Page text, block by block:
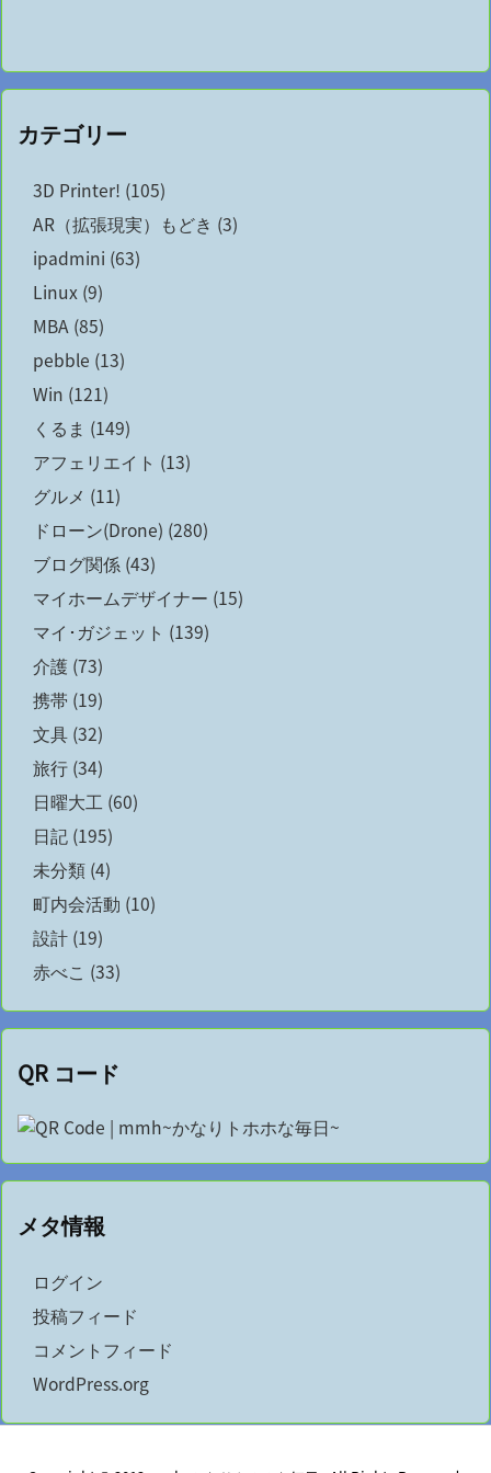
カテゴリー
3D Printer! (105)
AR（拡張現実）もどき (3)
ipadmini (63)
Linux (9)
MBA (85)
pebble (13)
Win (121)
くるま (149)
アフェリエイト (13)
グルメ (11)
ドローン(Drone) (280)
ブログ関係 (43)
マイホームデザイナー (15)
マイ･ガジェット (139)
介護 (73)
携帯 (19)
文具 (32)
旅行 (34)
日曜大工 (60)
日記 (195)
未分類 (4)
町内会活動 (10)
設計 (19)
赤べこ (33)
QR コード
メタ情報
ログイン
投稿フィード
コメントフィード
WordPress.org